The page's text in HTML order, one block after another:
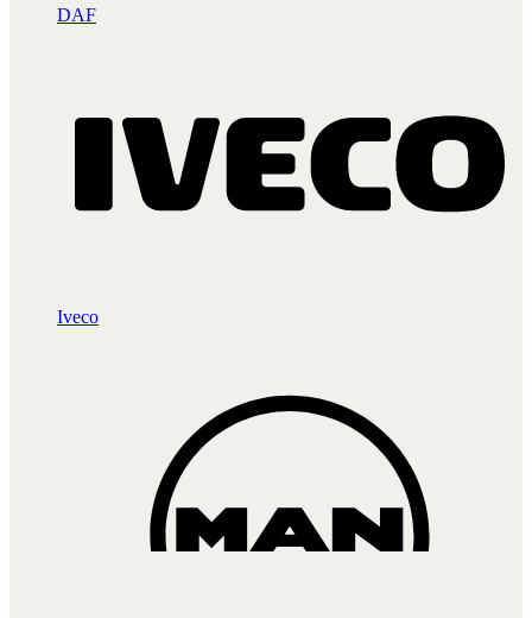
DAF
Iveco